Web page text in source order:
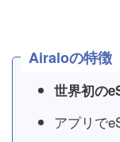
Airaloの特徴
世界初の
アプリで